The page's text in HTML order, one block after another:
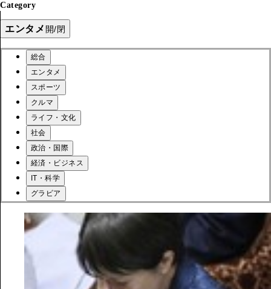
Category
エンタメ 開/閉
総合
エンタメ
スポーツ
クルマ
ライフ・文化
社会
政治・国際
経済・ビジネス
IT・科学
グラビア